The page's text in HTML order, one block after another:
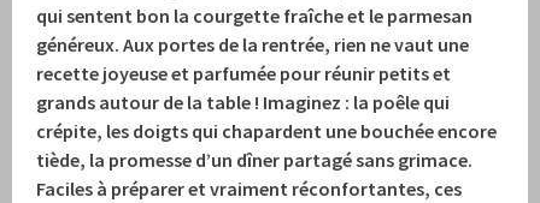
qui sentent bon la courgette fraîche et le parmesan
généreux. Aux portes de la rentrée, rien ne vaut une
recette joyeuse et parfumée pour réunir petits et
grands autour de la table ! Imaginez : la poêle qui
crépite, les doigts qui chapardent une bouchée encore
tiède, la promesse d’un dîner partagé sans grimace.
Faciles à préparer et vraiment réconfortantes, ces